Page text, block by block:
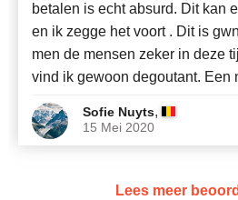
betalen is echt absurd. Dit kan
en ik zegge het voort . Dit is
men de mensen zeker in deze
vind ik gewoon degoutant. Een
Sofie Nuyts,
15 Mei 2020
Lees meer